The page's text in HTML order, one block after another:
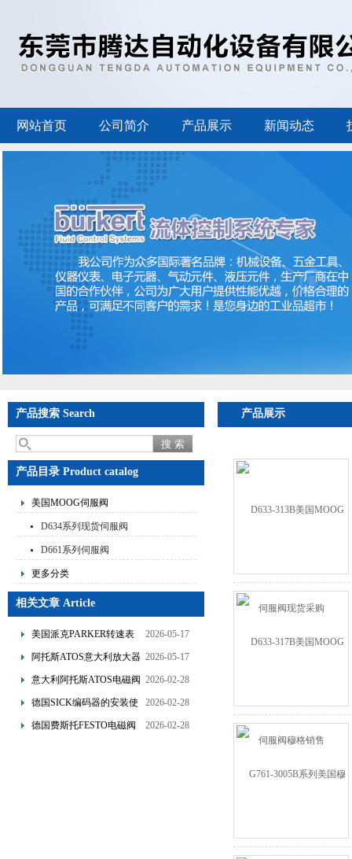
网站首页 公司简介 产品展示 新闻动态
产品搜索 Search
产品目录 Product catalog
美国MOOG伺服阀
D634系列现货伺服阀
D661系列伺服阀
更多分类
相关文章 Article
美国派克PARKER转速表
的使用说明
2026-05-17
阿托斯ATOS意大利放大器
的产品介绍
2026-05-17
意大利阿托斯ATOS电磁阀
的选型要点分享
2026-02-28
德国SICK编码器的安装使
用和主要作用讲解
2026-02-28
德国费斯托FESTO电磁阀
2026-02-28
产品展示